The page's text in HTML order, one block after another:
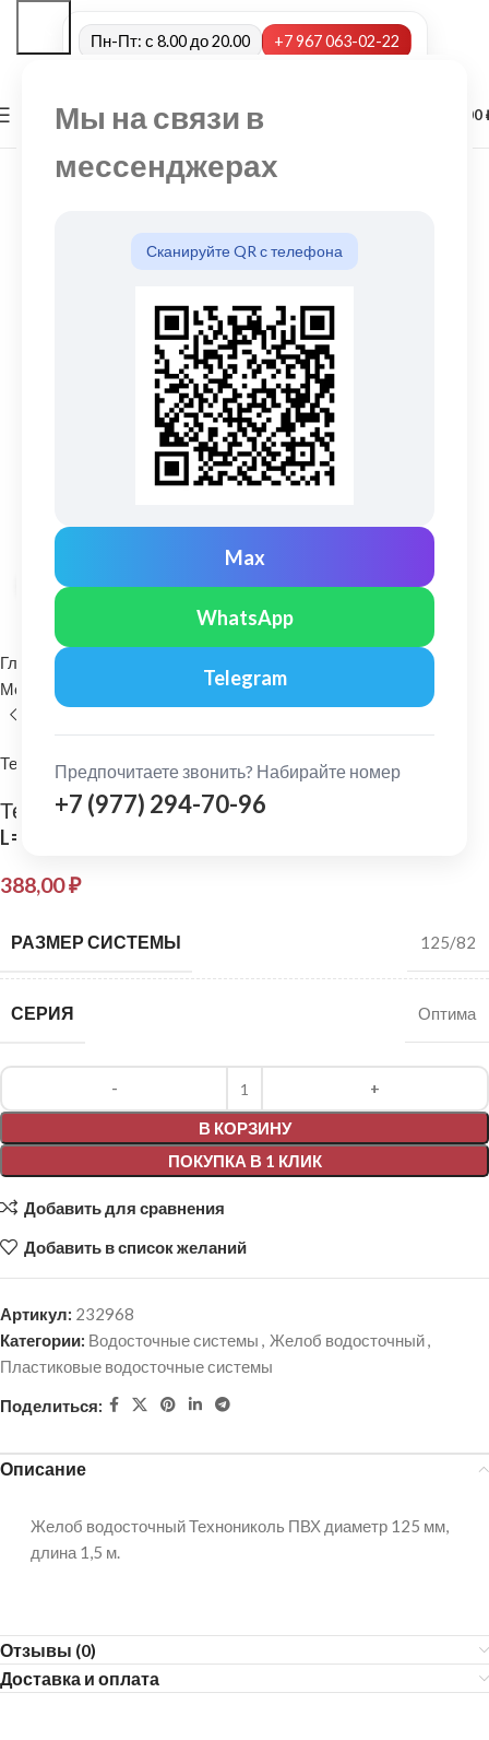
Мы на связи в
мессенджерах
Сканируйте QR с телефона
Max
WhatsApp
Telegram
Предпочитаете звонить? Набирайте номер
+7 (977) 294-70-96
Пн-Пт: с 8.00 до 20.00 +7 967 063-02-22
МЕНЮ 0,00
Нажмите, чтобы увеличить
Главная
Металлические водосточные системы
Желоб водосточный
Технониколь
Технониколь: Желоб водосточный 125/82
L=1,5м Красный
388,00₽
РАЗМЕР СИСТЕМЫ 125/82
СЕРИЯ Оптима
В КОРЗИНУ
ПОКУПКА В 1 КЛИК
Alternative:
Добавить для сравнения
Добавить в список желаний
Артикул: 232968
Категории: Водосточные системы , Желоб водосточный,
Пластиковые водосточные системы
Поделиться:
Описание
Желоб водосточный Технониколь ПВХ диаметр 125 мм,
длина 1,5 м.
Отзывы (0)
Доставка и оплата